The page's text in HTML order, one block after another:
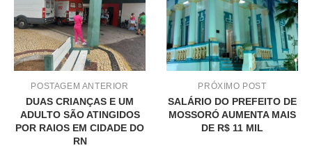
POSTAGEM ANTERIOR
DUAS CRIANÇAS E UM
ADULTO SÃO ATINGIDOS
POR RAIOS EM CIDADE DO
RN
PRÓXIMO POST
SALÁRIO DO PREFEITO DE
MOSSORÓ AUMENTA MAIS
DE R$ 11 MIL